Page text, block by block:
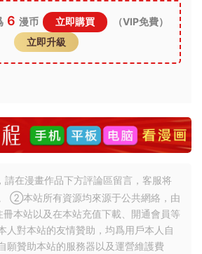
6 漫币 立即購買
（VIP免費）
立即升級
在漫畫作品下方評論區留言，客服将
②本站所有資源均來源于公共網絡，由
本站以及在本站充值下載、開通會員等
人對本站的友情贊助，均爲用戶本人自
願贊助本站的服務器以及運營維護費